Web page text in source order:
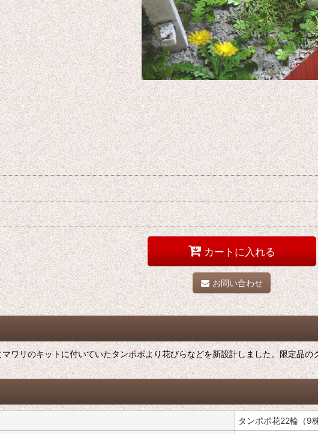
カートに入れる
お問い合わせ
ワリのキットに付いていたタンポポより花びらなどを新設計しました。限定品
タンポポ花22輪（9株